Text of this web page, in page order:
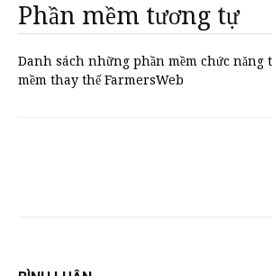
Phần mềm tương tự
Danh sách những phần mềm chức năng
mềm thay thế FarmersWeb